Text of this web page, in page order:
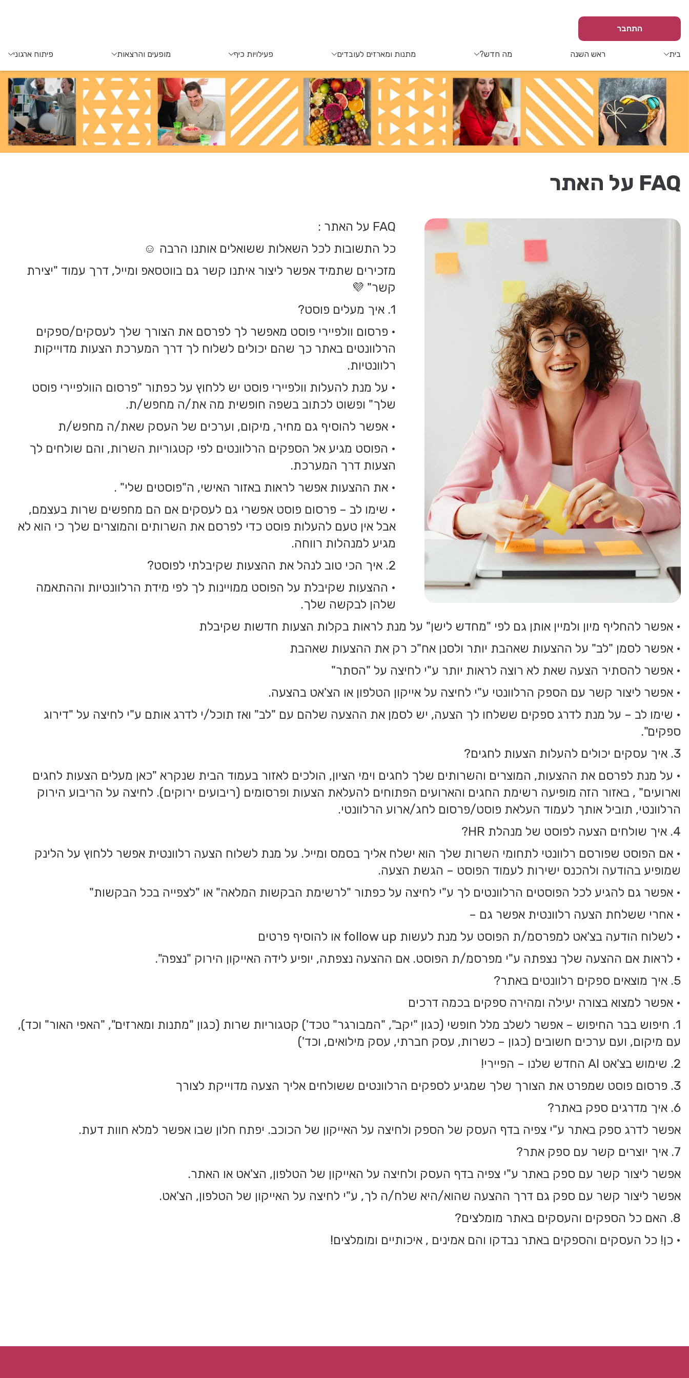
התחבר
בית ראש השנה מה חדש? מתנות ומארזים לעובדים פעילויות כיף מופעים והרצאות פיתוח ארגוני
FAQ על האתר
FAQ על האתר :
כל התשובות לכל השאלות ששואלים אותנו הרבה ☺️
מזכירים שתמיד אפשר ליצור איתנו קשר גם בווטסאפ ומייל, דרך עמוד "יצירת
קשר" 💜
1. איך מעלים פוסט?
• פרסום וולפיירי פוסט מאפשר לך לפרסם את הצורך שלך לעסקים/ספקים
הרלוונטים באתר כך שהם יכולים לשלוח לך דרך המערכת הצעות מדוייקות
רלוונטיות.
• על מנת להעלות וולפיירי פוסט יש ללחוץ על כפתור "פרסום הוולפיירי פוסט
שלך" ופשוט לכתוב בשפה חופשית מה את/ה מחפש/ת.
• אפשר להוסיף גם מחיר, מיקום, וערכים של העסק שאת/ה מחפש/ת
• הפוסט מגיע אל הספקים הרלוונטים לפי קטגוריות השרות, והם שולחים לך
הצעות דרך המערכת.
• את ההצעות אפשר לראות באזור האישי, ה"פוסטים שלי" .
• שימו לב – פרסום פוסט אפשרי גם לעסקים אם הם מחפשים שרות בעצמם,
אבל אין טעם להעלות פוסט כדי לפרסם את השרותים והמוצרים שלך כי הוא לא
מגיע למנהלות רווחה.
2. איך הכי טוב לנהל את ההצעות שקיבלתי לפוסט?
• ההצעות שקיבלת על הפוסט ממויינות לך לפי מידת הרלוונטיות וההתאמה
שלהן לבקשה שלך.
• אפשר להחליף מיון ולמיין אותן גם לפי "מחדש לישן" על מנת לראות בקלות הצעות חדשות שקיבלת
• אפשר לסמן "לב" על ההצעות שאהבת יותר ולסנן אח"כ רק את ההצעות שאהבת
• אפשר להסתיר הצעה שאת לא רוצה לראות יותר ע"י לחיצה על "הסתר"
• אפשר ליצור קשר עם הספק הרלוונטי ע"י לחיצה על אייקון הטלפון או הצ'אט בהצעה.
• שימו לב – על מנת לדרג ספקים ששלחו לך הצעה, יש לסמן את ההצעה שלהם עם "לב" ואז תוכל/י לדרג אותם ע"י לחיצה על "דירוג
ספקים".
3. איך עסקים יכולים להעלות הצעות לחגים?
• על מנת לפרסם את ההצעות, המוצרים והשרותים שלך לחגים וימי הציון, הולכים לאזור בעמוד הבית שנקרא "כאן מעלים הצעות לחגים
וארועים" , באזור הזה מופיעה רשימת החגים והארועים הפתוחים להעלאת הצעות ופרסומים (ריבועים ירוקים). לחיצה על הריבוע הירוק
הרלוונטי, תוביל אותך לעמוד העלאת פוסט/פרסום לחג/ארוע הרלוונטי.
4. איך שולחים הצעה לפוסט של מנהלת HR?
• אם הפוסט שפורסם רלוונטי לתחומי השרות שלך הוא ישלח אליך בסמס ומייל. על מנת לשלוח הצעה רלוונטית אפשר ללחוץ על הלינק
שמופיע בהודעה ולהכנס ישירות לעמוד הפוסט – הגשת הצעה.
• אפשר גם להגיע לכל הפוסטים הרלוונטים לך ע"י לחיצה על כפתור "לרשימת הבקשות המלאה" או "לצפייה בכל הבקשות"
• אחרי ששלחת הצעה רלוונטית אפשר גם –
• לשלוח הודעה בצ'אט למפרסמ/ת הפוסט על מנת לעשות follow up או להוסיף פרטים
• לראות אם ההצעה שלך נצפתה ע"י מפרסמ/ת הפוסט. אם ההצעה נצפתה, יופיע לידה האייקון הירוק "נצפה".
5. איך מוצאים ספקים רלוונטים באתר?
• אפשר למצוא בצורה יעילה ומהירה ספקים בכמה דרכים
1. חיפוש בבר החיפוש – אפשר לשלב מלל חופשי (כגון "יקב", "המבורגר" טכד') קטגוריות שרות (כגון "מתנות ומארזים", "האפי האור" וכד),
עם מיקום, ועם ערכים חשובים (כגון – כשרות, עסק חברתי, עסק מילואים, וכד')
2. שימוש בצ'אט AI החדש שלנו – הפיירי!
3. פרסום פוסט שמפרט את הצורך שלך שמגיע לספקים הרלוונטים ששולחים אליך הצעה מדוייקת לצורך
6. איך מדרגים ספק באתר?
אפשר לדרג ספק באתר ע"י צפיה בדף העסק של הספק ולחיצה על האייקון של הכוכב. יפתח חלון שבו אפשר למלא חוות דעת.
7. איך יוצרים קשר עם ספק אתר?
אפשר ליצור קשר עם ספק באתר ע"י צפיה בדף העסק ולחיצה על האייקון של הטלפון, הצ'אט או האתר.
אפשר ליצור קשר עם ספק גם דרך ההצעה שהוא/היא שלח/ה לך, ע"י לחיצה על האייקון של הטלפון, הצ'אט.
8. האם כל הספקים והעסקים באתר מומלצים?
• כן! כל העסקים והספקים באתר נבדקו והם אמינים , איכותיים ומומלצים!